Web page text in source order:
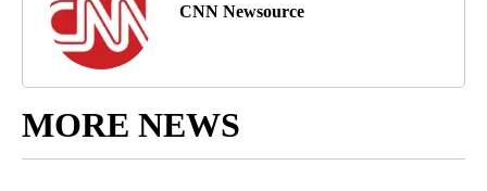
CNN Newsource
MORE NEWS